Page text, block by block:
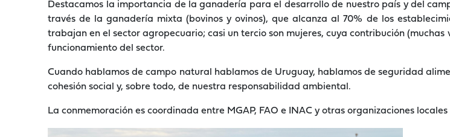
Destacamos la importancia de la ganadería para el desarrollo de nuestro país y del
través de la ganadería mixta (bovinos y ovinos), que alcanza al 70% de los
trabajan en el sector agropecuario; casi un tercio son mujeres, cuya contribución
funcionamiento del sector.
Cuando hablamos de campo natural hablamos de Uruguay, hablamos de seguridad
cohesión social y, sobre todo, de nuestra responsabilidad ambiental.
La conmemoración es coordinada entre MGAP, FAO e INAC y otras organizaciones locales